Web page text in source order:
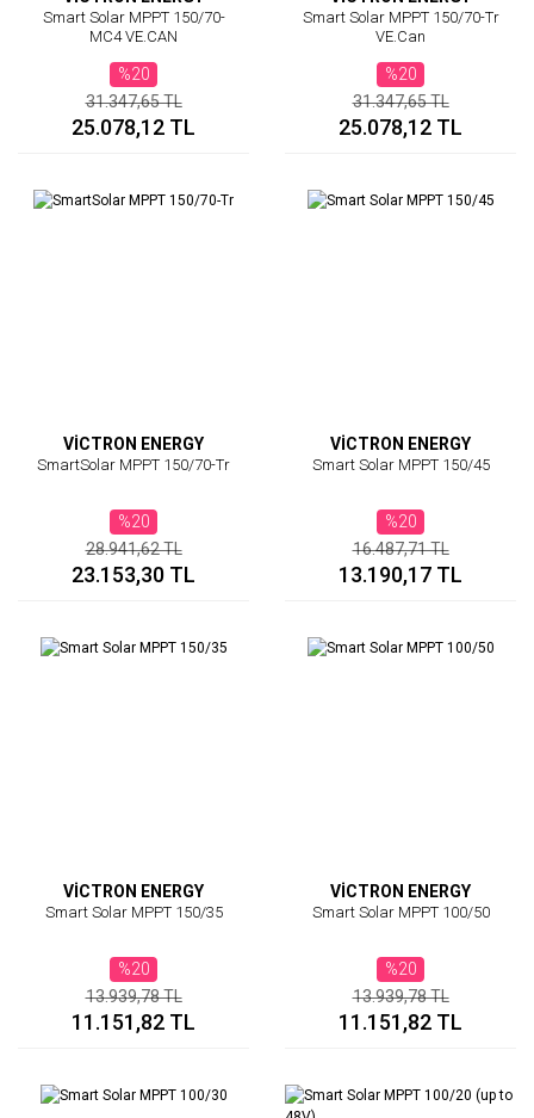
Smart Solar MPPT 150/70-
MC4 VE.CAN
%20
25.078,12 TL
31.347,65 TL
Smart Solar MPPT 150/70-Tr
VE.Can
%20
25.078,12 TL
31.347,65 TL
VİCTRON ENERGY
SmartSolar MPPT 150/70-Tr
%20
23.153,30 TL
28.941,62 TL
VİCTRON ENERGY
Smart Solar MPPT 150/45
%20
13.190,17 TL
16.487,71 TL
VİCTRON ENERGY
Smart Solar MPPT 150/35
%20
11.151,82 TL
13.939,78 TL
VİCTRON ENERGY
Smart Solar MPPT 100/50
%20
11.151,82 TL
13.939,78 TL